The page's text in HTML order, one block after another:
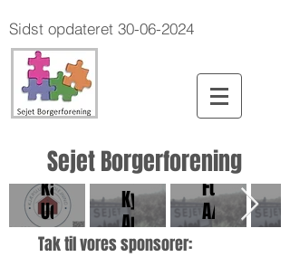
Sidst opdateret 30-06-2024
Sejet Borgerforening
Kærslund
Udlejning
Vestergaard
Kyllinger
ApS
Fuglsang
A/S
Tak til vores sponsorer: